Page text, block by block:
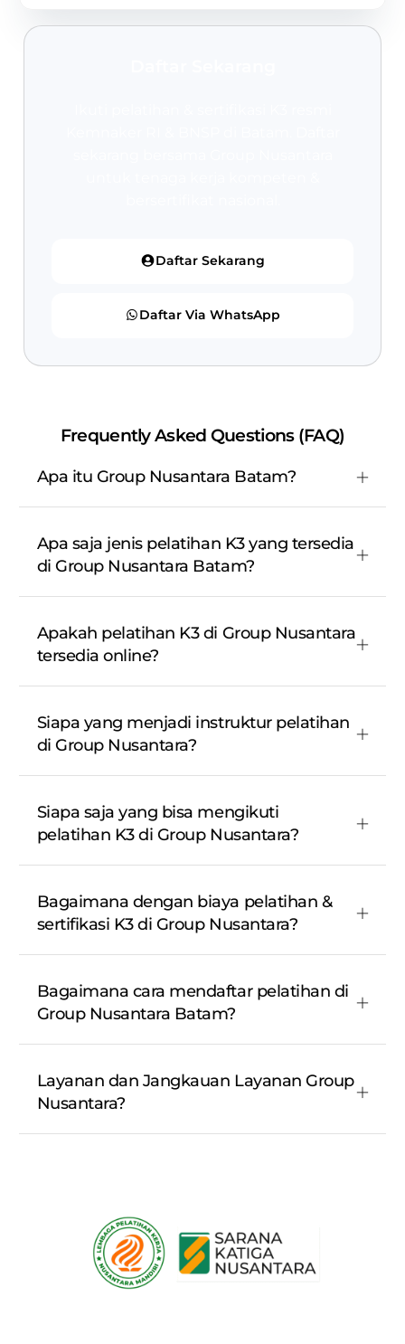
Daftar Sekarang
Daftar Via WhatsApp
Frequently Asked Questions (FAQ)
Apa itu Group Nusantara Batam?
Apa saja jenis pelatihan K3 yang tersedia
di Group Nusantara Batam?
Apakah pelatihan K3 di Group Nusantara
tersedia online?
Siapa yang menjadi instruktur pelatihan
di Group Nusantara?
Siapa saja yang bisa mengikuti
pelatihan K3 di Group Nusantara?
Bagaimana dengan biaya pelatihan &
sertifikasi K3 di Group Nusantara?
Bagaimana cara mendaftar pelatihan di
Group Nusantara Batam?
Layanan dan Jangkauan Layanan Group
Nusantara?